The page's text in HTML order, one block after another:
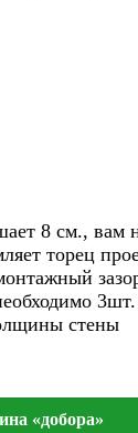
8 см., вам
торец
стены
«добора»